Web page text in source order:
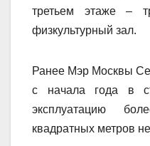
третьем этаже –
физкультурный зал.
Ранее Мэр Москвы
с начала года в
эксплуатацию
квадратных метров